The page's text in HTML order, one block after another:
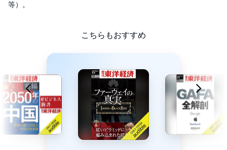
等）。
こちらもおすすめ